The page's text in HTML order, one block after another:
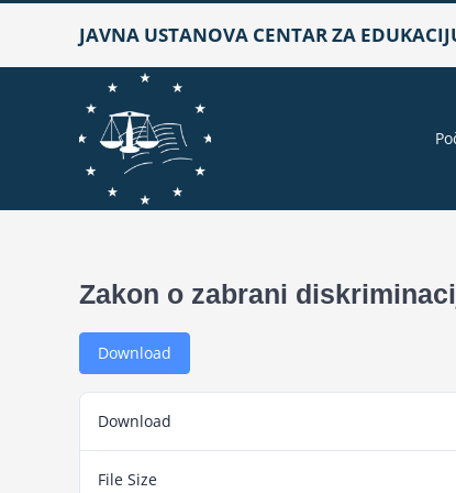
JAVNA USTANOVA CENTAR ZA
Zakon o zabrani
Download
Download
File Size